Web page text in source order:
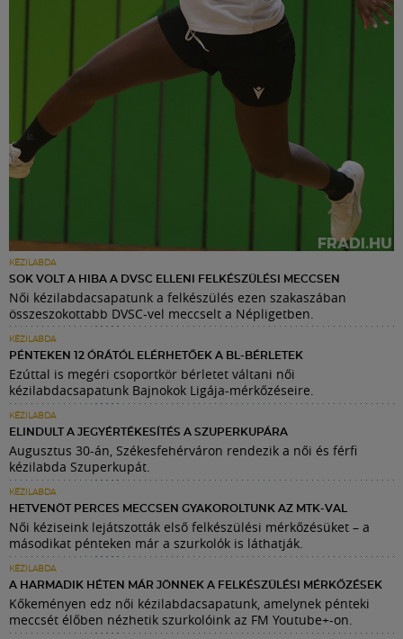
KÉZILABDA
SOK VOLT A HIBA A DVSC ELLENI FELKÉSZÜLÉSI MECCSEN
Női kézilabdacsapatunk a felkészülés ezen szakaszában
összeszokottabb DVSC-vel meccselt a Népligetben.
KÉZILABDA
PÉNTEKEN 12 ÓRÁTÓL ELÉRHETŐEK A BL-BÉRLETEK
Ezúttal is megéri csoportkör bérletet váltani női
kézilabdacsapatunk Bajnokok Ligája-mérkőzéseire.
KÉZILABDA
ELINDULT A JEGYÉRTÉKESÍTÉS A SZUPERKUPÁRA
Augusztus 30-án, Székesfehérváron rendezik a női és férfi
kézilabda Szuperkupát.
KÉZILABDA
HETVENÖT PERCES MECCSEN GYAKOROLTUNK AZ MTK-VAL
Női kéziseink lejátszották első felkészülési mérkőzésüket – a
másodikat pénteken már a szurkolók is láthatják.
KÉZILABDA
A HARMADIK HÉTEN MÁR JÖNNEK A FELKÉSZÜLÉSI MÉRKŐZÉSEK
Kőkeményen edz női kézilabdacsapatunk, amelynek pénteki
meccsét élőben nézhetik szurkolóink az FM Youtube+-on.